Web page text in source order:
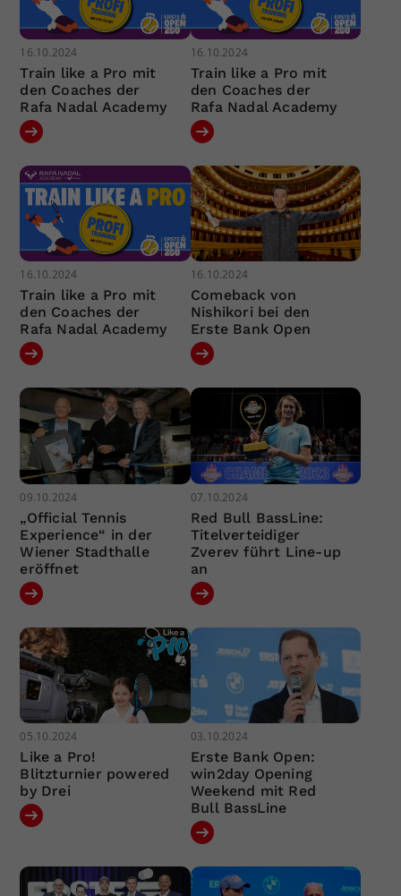
16.10.2024
Train like a Pro mit
den Coaches der
Rafa Nadal Academy
16.10.2024
Train like a Pro mit
den Coaches der
Rafa Nadal Academy
16.10.2024
Train like a Pro mit
den Coaches der
Rafa Nadal Academy
16.10.2024
Comeback von
Nishikori bei den
Erste Bank Open
09.10.2024
„Official Tennis
Experience“ in der
Wiener Stadthalle
eröffnet
07.10.2024
Red Bull BassLine:
Titelverteidiger
Zverev führt Line-up
an
05.10.2024
Like a Pro!
Blitzturnier powered
by Drei
03.10.2024
Erste Bank Open:
win2day Opening
Weekend mit Red
Bull BassLine